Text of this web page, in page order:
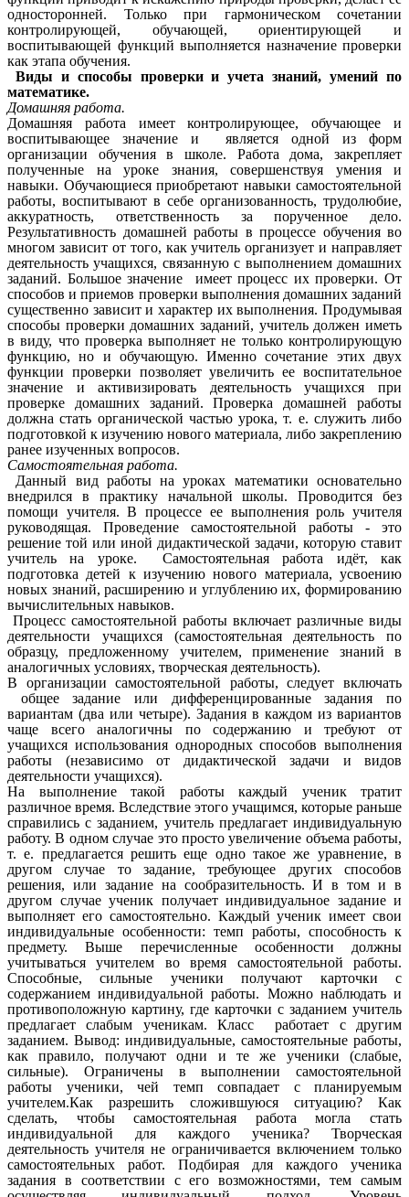
односторонней. Только при гармоническом сочетании
контролирующей, обучающей, ориентирующей и
воспитывающей функций выполняется назначение проверки
как этапа обучения.
Виды и способы проверки и учета знаний, умений по
математике.
Домашняя работа.
Домашняя работа имеет контролирующее, обучающее и
воспитывающее значение и является одной из форм
организации обучения в школе. Работа дома, закрепляет
полученные на уроке знания, совершенствуя умения и
навыки. Обучающиеся приобретают навыки самостоятельной
работы, воспитывают в себе организованность, трудолюбие,
аккуратность, ответственность за порученное дело.
Результативность домашней работы в процессе обучения во
многом зависит от того, как учитель организует и направляет
деятельность учащихся, связанную с выполнением домашних
заданий. Большое значение имеет процесс их проверки. От
способов и приемов проверки выполнения домашних заданий
существенно зависит и характер их выполнения. Продумывая
способы проверки домашних заданий, учитель должен иметь
в виду, что проверка выполняет не только контролирующую
функцию, но и обучающую. Именно сочетание этих двух
функции проверки позволяет увеличить ее воспитательное
значение и активизировать деятельность учащихся при
проверке домашних заданий. Проверка домашней работы
должна стать органической частью урока, т. е. служить либо
подготовкой к изучению нового материала, либо закреплению
ранее изученных вопросов.
Самостоятельная работа.
Данный вид работы на уроках математики основательно
внедрился в практику начальной школы. Проводится без
помощи учителя. В процессе ее выполнения роль учителя
руководящая. Проведение самостоятельной работы - это
решение той или иной дидактической задачи, которую ставит
учитель на уроке. Самостоятельная работа идёт, как
подготовка детей к изучению нового материала, усвоению
новых знаний, расширению и углублению их, формированию
вычислительных навыков.
Процесс самостоятельной работы включает различные виды
деятельности учащихся (самостоятельная деятельность по
образцу,
предложенному учителем, применение знаний в
аналогичных условиях, творческая деятельность).
В организации самостоятельной работы, следует включать
общее задание или дифференцированные задания по
вариантам (два или четыре). Задания в каждом из вариантов
чаще всего аналогичны по содержанию и требуют от
учащихся использования однородных способов выполнения
работы (независимо от дидактической задачи и видов
деятельности учащихся).
На выполнение такой работы каждый ученик тратит
различное время. Вследствие этого учащимся, которые раньше
справились с заданием, учитель предлагает индивидуальную
работу. В одном случае это просто увеличение объема работы,
т. е. предлагается решить еще одно такое же уравнение, в
другом случае то задание, требующее других способов
решения, или задание на сообразительность. И в том и в
другом случае ученик получает индивидуальное задание и
выполняет его самостоятельно. Каждый ученик имеет свои
индивидуальные особенности: темп работы, способность к
предмету. Выше перечисленные особенности должны
учитываться учителем во время самостоятельной работы.
Способные, сильные ученики получают карточки с
содержанием индивидуальной работы. Можно наблюдать и
противоположную картину, где карточки с заданием учитель
предлагает слабым ученикам. Класс работает с другим
заданием. Вывод: индивидуальные, самостоятельные работы,
как правило, получают одни и те же ученики (слабые,
сильные). Ограничены в выполнении самостоятельной
работы ученики, чей темп совпадает с планируемым
учителем.Как разрешить сложившуюся ситуацию? Как
сделать, чтобы самостоятельная работа могла стать
индивидуальной для каждого ученика? Творческая
деятельность учителя не ограничивается включением только
самостоятельных работ. Подбирая для каждого ученика
задания в соответствии с его возможностями, тем самым